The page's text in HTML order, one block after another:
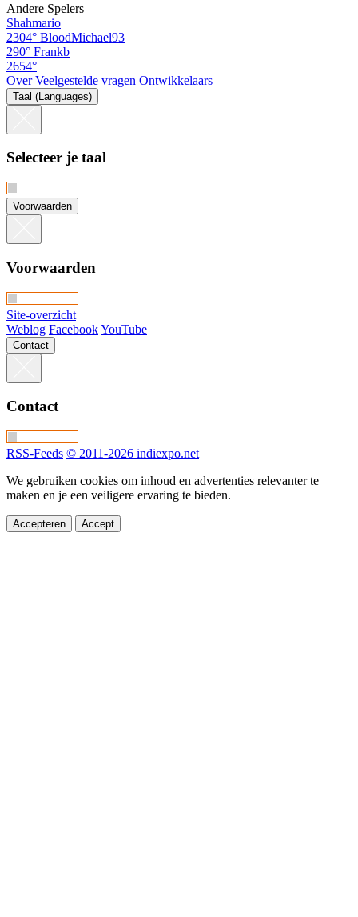
Andere Spelers
Shahmario
2304° BloodMichael93
290° Frankb
2654°
Over Veelgestelde vragen Ontwikkelaars
Taal (Languages)
Selecteer je taal
Voorwaarden
Voorwaarden
Site-overzicht
Weblog FacebookYouTube
Contact
Contact
RSS-Feeds © 2011-2026 indiexpo.net
We gebruiken cookies om inhoud en advertenties relevanter te
maken en je een veiligere ervaring te bieden.
Accepteren Accept